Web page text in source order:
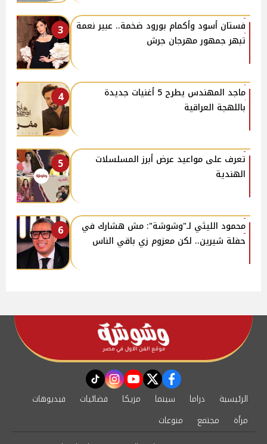
3
فستان أسود وأكمام بورود ضخمة.. عبير نعمة
تبهر جمهور مهرجان جرش
4
ماجد المهندس يطرح 5 أغنيات جديدة
باللهجة العراقية
5
تعرف على مواعيد عرض أبرز المسلسلات
الهندية
6
محمود الليثي لـ"وشوشة": مش هشارك في
حفلة شيرين.. لكن معزوم زي باقي الناس
facebook
twitter
youtube
instagram
tiktok
الرئيسية دراما سينما مزيكا فضائيات
فيديوهات
مرأة
مجتمع
منوعات